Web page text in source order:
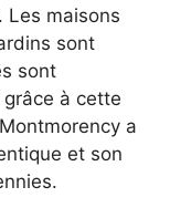
Les maisons
sont
sont
à cette
a
et son